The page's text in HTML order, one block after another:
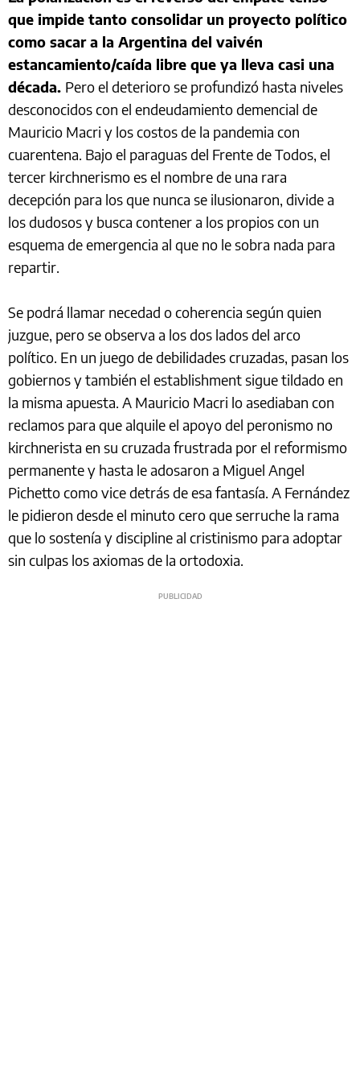
que impide tanto consolidar un proyecto político
como sacar a la Argentina del vaivén
estancamiento/caída libre que ya lleva casi una
década. Pero el deterioro se profundizó hasta niveles
desconocidos con el endeudamiento demencial de
Mauricio Macri y los costos de la pandemia con
cuarentena. Bajo el paraguas del Frente de Todos, el
tercer kirchnerismo es el nombre de una rara
decepción para los que nunca se ilusionaron, divide a
los dudosos y busca contener a los propios con un
esquema de emergencia al que no le sobra nada para
repartir.
Se podrá llamar necedad o coherencia según quien
juzgue, pero se observa a los dos lados del arco
político. En un juego de debilidades cruzadas, pasan los
gobiernos y también el establishment sigue tildado en
la misma apuesta. A Mauricio Macri lo asediaban con
reclamos para que alquile el apoyo del peronismo no
kirchnerista en su cruzada frustrada por el reformismo
permanente y hasta le adosaron a Miguel Angel
Pichetto como vice detrás de esa fantasía. A Fernández
le pidieron desde el minuto cero que serruche la rama
que lo sostenía y discipline al cristinismo para adoptar
sin culpas los axiomas de la ortodoxia.